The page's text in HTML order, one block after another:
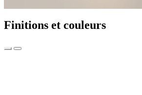
Finitions et couleurs